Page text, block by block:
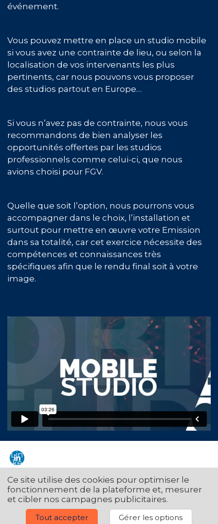
événement.
Vous pouvez mettre en place un studio mobile
si vous avez une contrainte de lieu, ou selon la
localisation de vos intervenants les plus
pertinents, car nous pouvons vous proposer
des studios partout en Europe…
Si vous n’avez pas de contrainte, nous vous
recommandons de bien analyser les
opportunités offertes par les studios
professionnels comme celui-ci, que nous
avions choisi pour FGV.
Quelle que soit l’option, nous pourrons vous
accompagner dans le choix, l’installation et
surtout pour mettre en œuvre votre Emission
dans sa totalité, car cet exercice nécessite des
compétences et connaissances très
spécifiques afin que le rendu final soit à votre
image.
Lin
ke
din
©2020 - Tous les droits sont réservés - Empowered by Futuring
Manage your GDPR options
Ce site utilise des cookies pour optimiser le
fonctionnement de la plateforme et, mesurer
et cibler nos campagnes publicitaires.
Tout accepter Gérer les options